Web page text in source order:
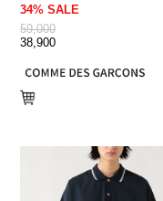
34% SALE
59,000
38,900